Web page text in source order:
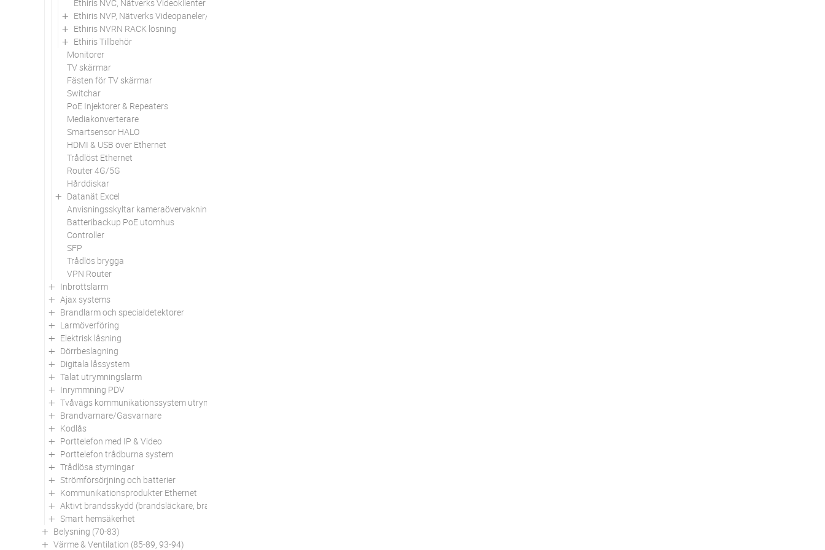
Ethiris NVC, Nätverks Videoklienter
Ethiris NVP, Nätverks Videopaneler/Klienter
Ethiris NVRN RACK lösning
Ethiris Tillbehör
Monitorer
TV skärmar
Fästen för TV skärmar
Switchar
PoE Injektorer & Repeaters
Mediakonverterare
Smartsensor HALO
HDMI & USB över Ethernet
Trådlöst Ethernet
Router 4G/5G
Hårddiskar
Datanät Excel
Anvisningsskyltar kameraövervakning
Batteribackup PoE utomhus
Controller
SFP
Trådlös brygga
VPN Router
Inbrottslarm
Ajax systems
Brandlarm och specialdetektorer
Larmöverföring
Elektrisk låsning
Dörrbeslagning
Digitala låssystem
Talat utrymningslarm
Inrymmning PDV
Tvåvägs kommunikationssystem utrymningsplats
Brandvarnare/Gasvarnare
Kodlås
Porttelefon med IP & Video
Porttelefon trådburna system
Trådlösa styrningar
Strömförsörjning och batterier
Kommunikationsprodukter Ethernet
Aktivt brandsskydd (brandsläckare, brandfiltar mm)
Smart hemsäkerhet
Belysning (70-83)
Värme & Ventilation (85-89, 93-94)